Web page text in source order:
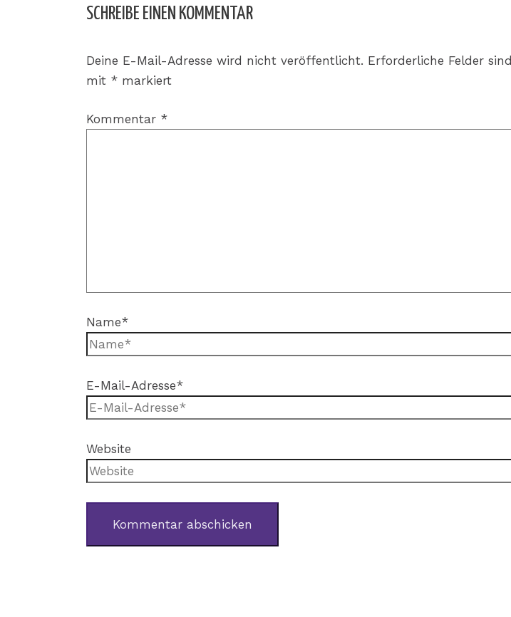
SCHREIBE EINEN KOMMENTAR
Deine E-Mail-Adresse wird nicht veröffentlicht. Erforderliche Felder sind
mit * markiert
Kommentar *
Name*
E-Mail-Adresse*
Website